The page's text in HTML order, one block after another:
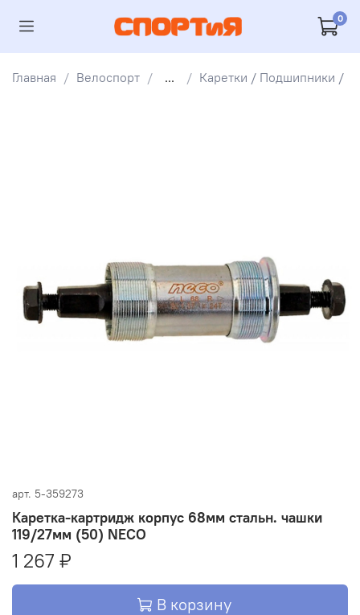
0
Главная Велоспорт ... Каретки / Подшипники /
арт. 5-359273
Каретка-картридж корпус 68мм стальн. чашки
119/27мм (50) NECO
1 267 ₽
В корзину